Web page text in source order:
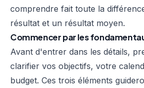
comprendre fait toute la
résultat et un résultat moyen.
Commencer par les
Avant d'entrer dans les détails,
clarifier vos objectifs, votre
budget. Ces trois éléments